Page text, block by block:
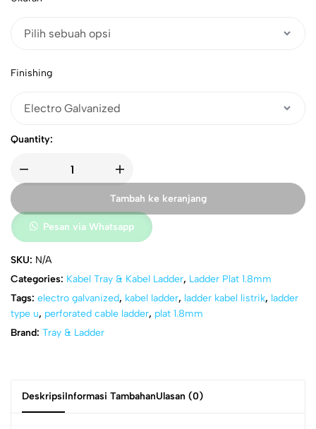
Finishing
Quantity:
Tambah ke keranjang
Pesan via Whatsapp
SKU: N/A
Categories: Kabel Tray & Kabel Ladder, Ladder Plat 1.8mm
Tags: electro galvanized, kabel ladder, ladder kabel listrik, ladder
type u, perforated cable ladder, plat 1.8mm
Brand: Tray & Ladder
DeskripsiInformasi TambahanUlasan (0)